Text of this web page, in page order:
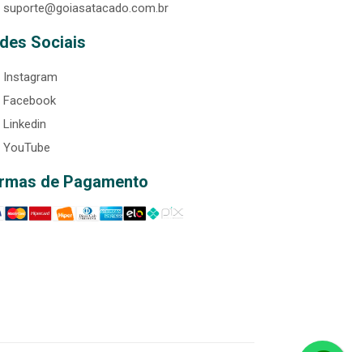
suporte@goiasatacado.com.br
Sociais
Instagram
Facebook
Linkedin
YouTube
de Pagamento